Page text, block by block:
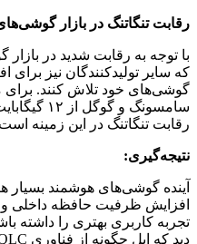
رقابت تنگاتنگ در بازار
با توجه به رقابت شدید در
که سایر تولیدکنندگان نیز
گوشی‌های خود تلاش کنند. برای
سامسونگ و
رقابت تنگاتنگ در این زمینه
نتیجه‌گیری:
آینده گوشی‌های هوشمند بسیار
افزایش ظرفیت حافظه داخلی و
تجربه کاربری بهتری را داشته